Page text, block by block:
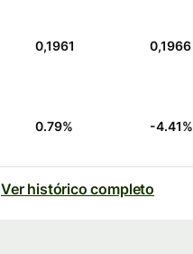
0,1961 0,1966
0.79% -4.41%
Ver histórico completo